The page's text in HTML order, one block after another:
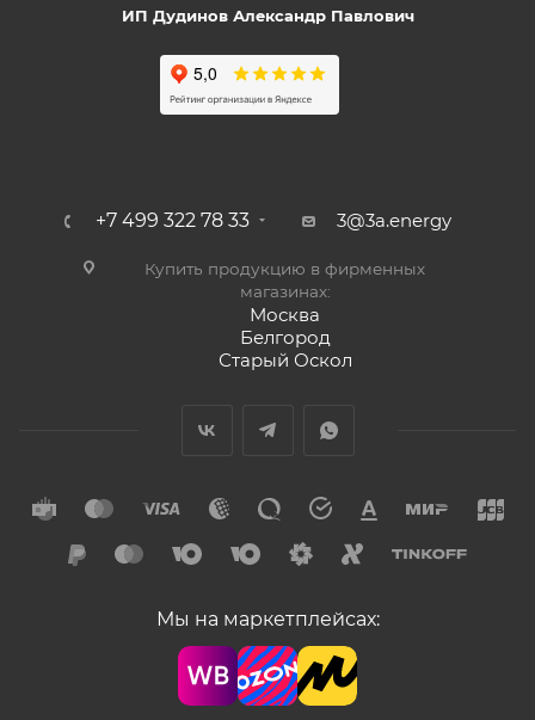
ИП Дудинов Александр Павлович
+7 499 322 78 33 3@3a.energy
Купить продукцию в фирменных
магазинах:
Москва
Белгород
Старый Оскол
Мы на маркетплейсах: